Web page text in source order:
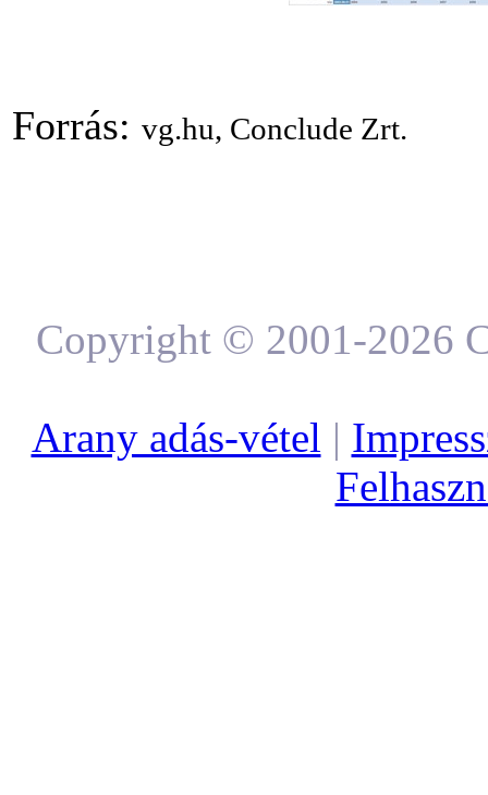
Forrás: vg.hu, Conclude Zrt.
Copyright © 2001-2026
Arany adás-vétel |